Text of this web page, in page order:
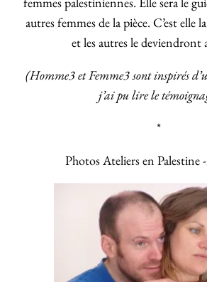
autres femmes de la pièce. C’est elle
et les autres le deviendront
(Homme3 et Femme3 sont inspirés
j’ai pu lire le
*
Photos Ateliers en Palestine